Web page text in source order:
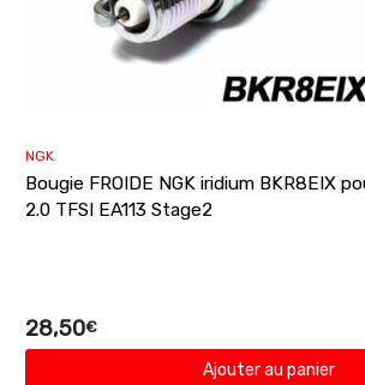
NGK
Bougie FROIDE NGK iridium BKR8EIX
2.0 TFSI EA113 Stage2
28,50€
Ajouter au panier